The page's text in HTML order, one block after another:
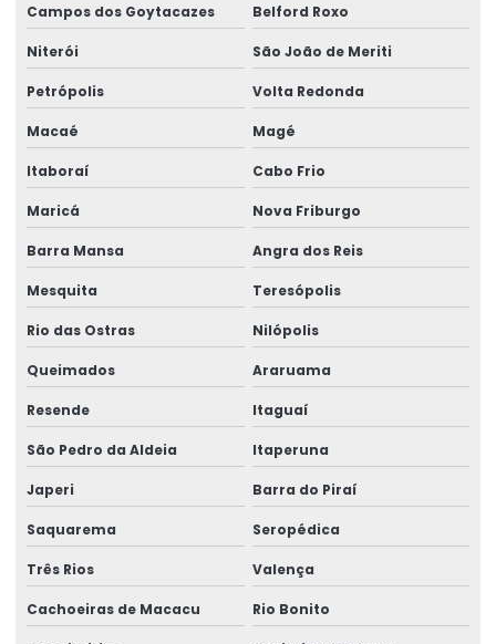
Campos dos Goytacazes Belford Roxo
Niterói São João de Meriti
Petrópolis Volta Redonda
Macaé Magé
Itaboraí Cabo Frio
Maricá Nova Friburgo
Barra Mansa Angra dos Reis
Mesquita Teresópolis
Rio das Ostras Nilópolis
Queimados Araruama
Resende Itaguaí
São Pedro da Aldeia Itaperuna
Japeri Barra do Piraí
Saquarema Seropédica
Três Rios Valença
Cachoeiras de Macacu Rio Bonito